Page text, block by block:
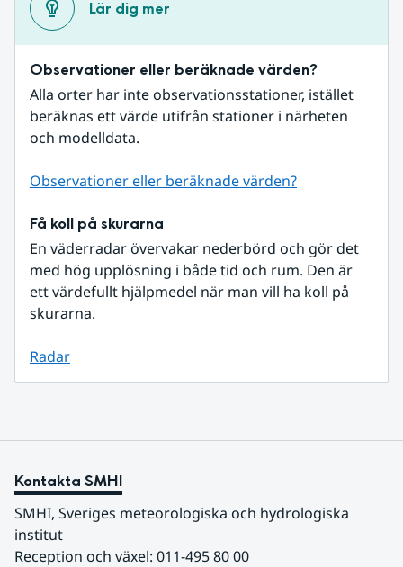
Lär dig mer
Observationer eller beräknade värden?
Alla orter har inte observationsstationer, istället
beräknas ett värde utifrån stationer i närheten
och modelldata.
Observationer eller beräknade värden?
Få koll på skurarna
En väderradar övervakar nederbörd och gör det
med hög upplösning i både tid och rum. Den är
ett värdefullt hjälpmedel när man vill ha koll på
skurarna.
Radar
Kontakta SMHI
SMHI, Sveriges meteorologiska och hydrologiska
institut
Reception och växel: 011-495 80 00